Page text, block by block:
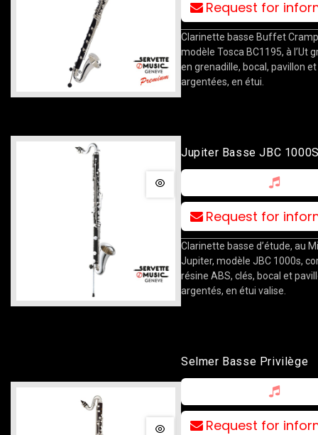
Request for
Clarinette basse Buffet
modèle Tosca BC1195, à l’Ut
en grenadille, bocal, pavillon
argentées, en étui.
Jupiter Basse JBC
Request for
Clarinette basse d’étude, au
Jupiter, modèle JBC 1000s,
résine ABS, clés, bocal et
argentés, en étui valise.
Selmer Basse Privilège
Request for